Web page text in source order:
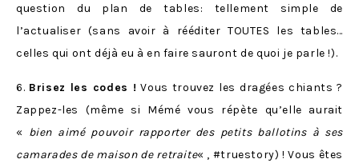
question du plan de tables: tellement simple de
l’actualiser (sans avoir à rééditer TOUTES les tables…
celles qui ont déjà eu à en faire sauront de quoi je parle !).
6. Brisez les codes ! Vous trouvez les dragées chiants ?
Zappez-les (même si Mémé vous répète qu’elle aurait
« bien aimé pouvoir rapporter des petits ballotins à ses
camarades de maison de retraite« , #truestory) ! Vous êtes